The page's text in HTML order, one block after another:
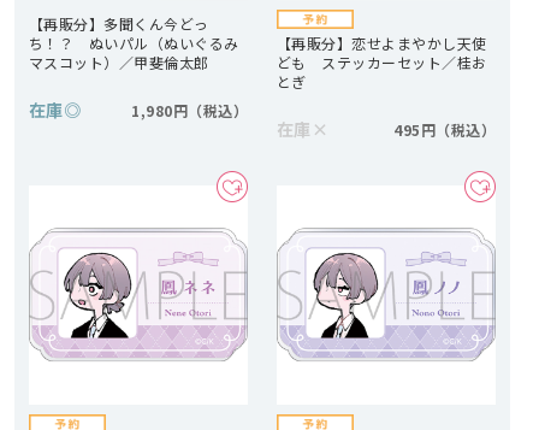
【再販分】多聞くん今どっ
ち！？ ぬいパル（ぬいぐるみ
マスコット）／甲斐倫太郎
在庫◎ 1,980円
【再販分】恋せよまやかし天使
ども ステッカーセット／桂お
とぎ
在庫 × 495円